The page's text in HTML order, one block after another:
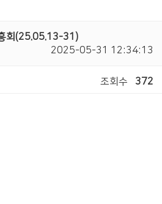
회(25.05.13-31)
2025-05-31 12:34:13
조회수 372